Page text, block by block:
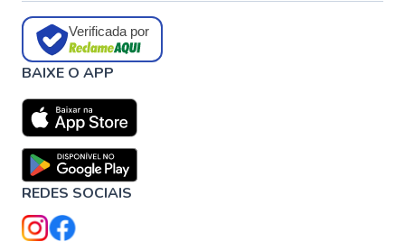
Verificada por
BAIXE O APP
REDES SOCIAIS